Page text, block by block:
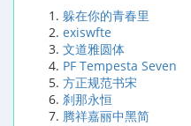
躲在你的青春里
exiswfte
文道雅圆体
PF Tempesta Seven
方正规范书宋
刹那永恒
腾祥嘉丽中黑简